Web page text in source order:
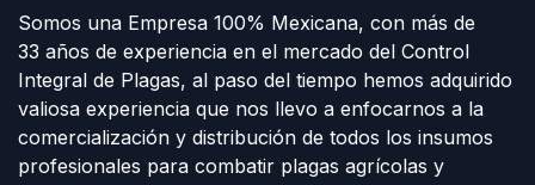
Somos una Empresa 100% Mexicana, con más de
33 años de experiencia en el mercado del Control
Integral de Plagas, al paso del tiempo hemos adquirido
valiosa experiencia que nos llevo a enfocarnos a la
comercialización y distribución de todos los insumos
profesionales para combatir plagas agrícolas y